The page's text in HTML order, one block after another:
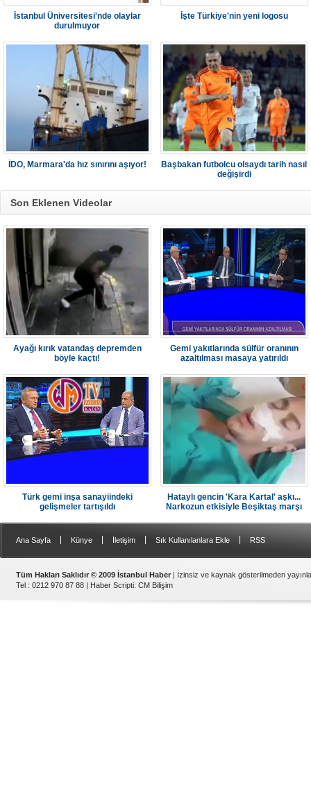
İstanbul Üniversitesi'nde olaylar
durulmuyor
İşte Türkiye'nin yeni logosu
İDO, Marmara'da hız sınırını aşıyor!
Başbakan futbolcu olsaydı tarih nasıl
değişirdi
Son Eklenen Videolar
Ayağı kırık vatandaş depremden
böyle kaçtı!
Gemi yakıtlarında sülfür oranının
azaltılması masaya yatırıldı
Türk gemi inşa sanayiindeki
gelişmeler tartışıldı
Hataylı gencin 'Kara Kartal' aşkı...
Narkozun etkisiyle Beşiktaş marşı
Ana Sayfa Künye İletişim Sık Kullanılanlara Ekle RSS
Tüm Hakları Saklıdır © 2009 İstanbul Haber | İzinsiz ve kaynak gösterilmeden
Tel : 0212 970 87 88 | Haber Scripti: CM Bilişim